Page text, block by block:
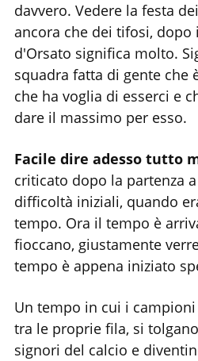
davvero. Vedere la festa
ancora che dei tifosi,
d'Orsato significa molto.
squadra fatta di gente che
che ha voglia di esserci e
dare il massimo per esso.
Facile dire adesso tutto
criticato dopo la partenza
difficoltà iniziali, quando
tempo. Ora il tempo è
fioccano, giustamente
tempo è appena iniziato
Un tempo in cui i
tra le proprie fila, si
signori del calcio e